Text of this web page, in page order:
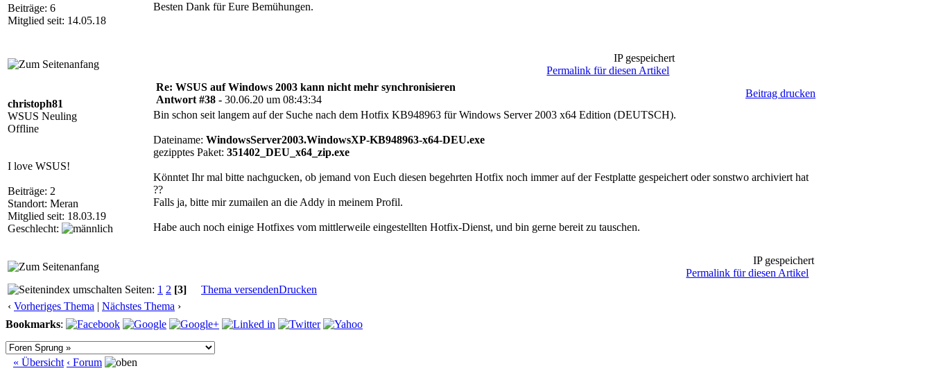
Beiträge: 6
Mitglied seit: 14.05.18
Besten Dank für Eure Bemühungen.
IP gespeichert
Permalink für diesen Artikel
christoph81
WSUS Neuling
Offline
I love WSUS!
Beiträge: 2
Standort: Meran
Mitglied seit: 18.03.19
Geschlecht:
Re: WSUS auf Windows 2003 kann nicht mehr synchronisieren
Antwort #38 - 30.06.20 um 08:43:34
Beitrag drucken
Bin schon seit langem auf der Suche nach dem Hotfix KB948963 für Windows Server 2003 x64 Edition (DEUTSCH).
Dateiname: WindowsServer2003.WindowsXP-KB948963-x64-DEU.exe
gezipptes Paket: 351402_DEU_x64_zip.exe
Könntet Ihr mal bitte nachgucken, ob jemand von Euch diesen begehrten Hotfix noch immer auf der Festplatte gespeichert oder sonstwo archiviert hat
??
Falls ja, bitte mir zumailen an die Addy in meinem Profil.
Habe auch noch einige Hotfixes vom mittlerweile eingestellten Hotfix-Dienst, und bin gerne bereit zu tauschen.
IP gespeichert
Permalink für diesen Artikel
Seiten: 1 2 [3] Thema versendenDrucken
‹ Vorheriges Thema | Nächstes Thema ›
Bookmarks:
« Übersicht ‹ Forum